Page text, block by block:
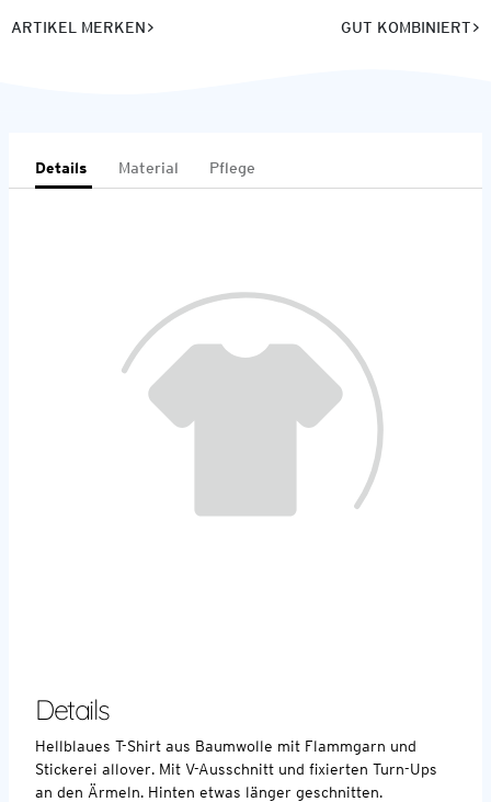
ARTIKEL MERKEN GUT KOMBINIERT
Details Material Pflege
Details
Hellblaues T-Shirt aus Baumwolle mit Flammgarn und
Stickerei allover. Mit V-Ausschnitt und fixierten Turn-Ups
an den Ärmeln. Hinten etwas länger geschnitten.